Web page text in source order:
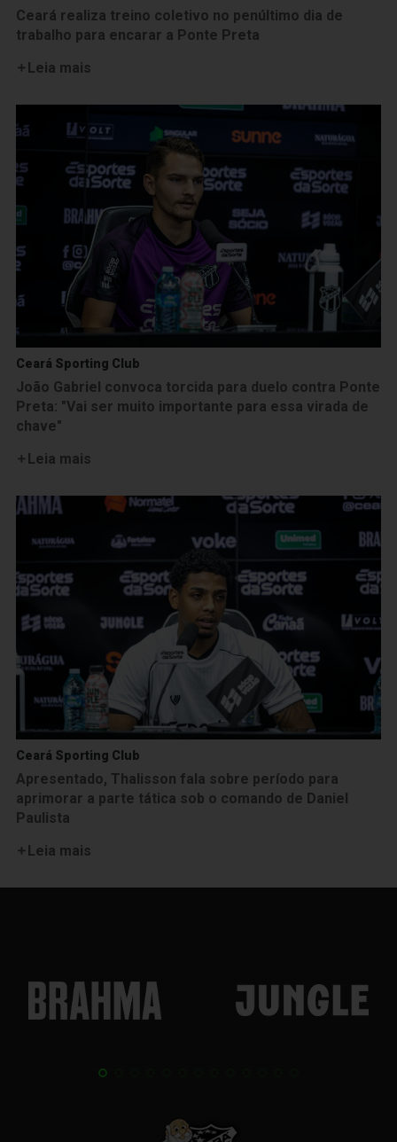
Ceará realiza treino coletivo no penúltimo dia de
trabalho para encarar a Ponte Preta
Leia mais
Ceará Sporting Club
João Gabriel convoca torcida para duelo contra Ponte
Preta: "Vai ser muito importante para essa virada de
chave"
Leia mais
Ceará Sporting Club
Apresentado, Thalisson fala sobre período para
aprimorar a parte tática sob o comando de Daniel
Paulista
Leia mais